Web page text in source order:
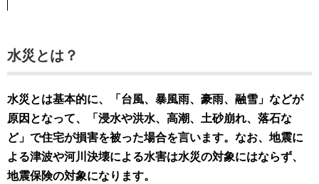
水災とは？
水災とは基本的に、「台風、暴風雨、豪雨、融雪」などが
原因となって、「浸水や洪水、高潮、土砂崩れ、落石な
ど」で住宅が損害を被った場合を言います。なお、地震に
よる津波や河川決壊による水害は水災の対象にはならず、
地震保険の対象になります。